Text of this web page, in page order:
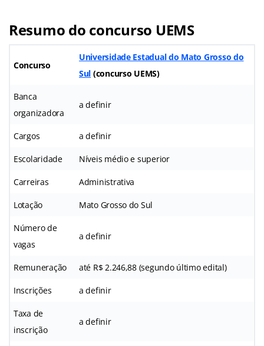
Resumo do concurso UEMS
Concurso
Universidade Estadual do Mato Grosso do
Sul (concurso UEMS)
Banca
organizadora
a definir
Cargos a definir
Escolaridade Níveis médio e superior
Carreiras Administrativa
Lotação Mato Grosso do Sul
Número de
vagas
a definir
Remuneração até R$ 2.246,88 (segundo último edital)
Inscrições a definir
Taxa de
inscrição
a definir